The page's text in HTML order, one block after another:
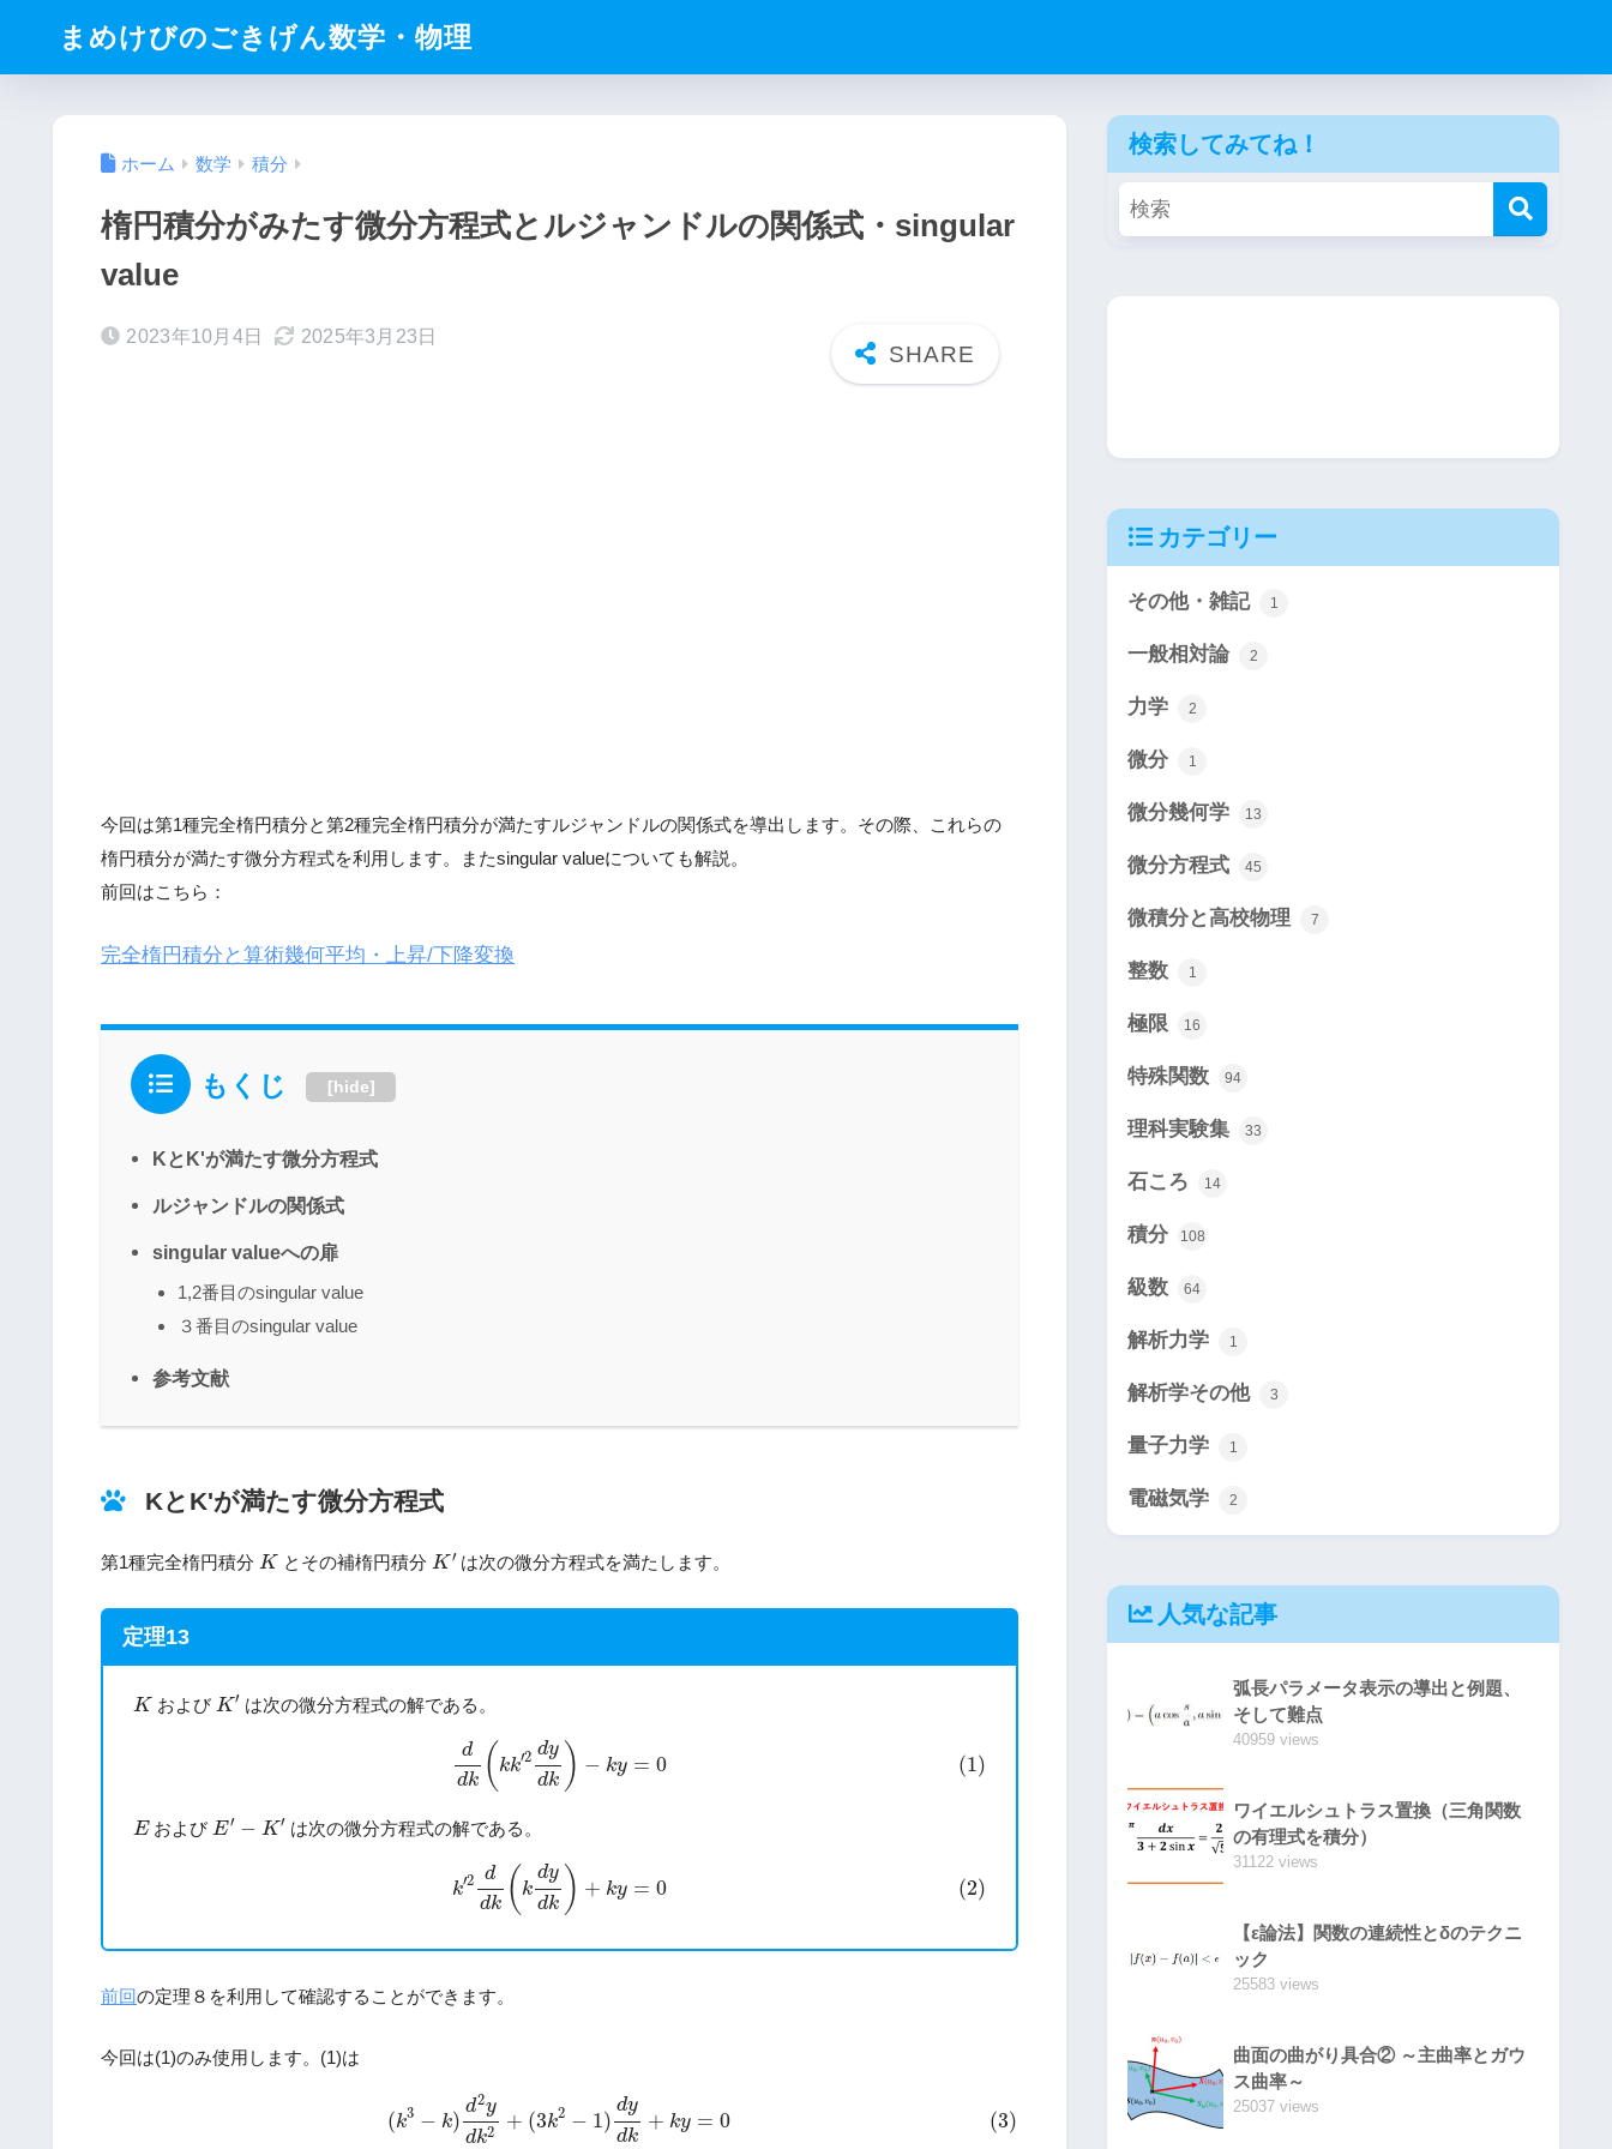
まめけびのごきげん数学・物理
ホーム 数学 積分
楕円積分がみたす微分方程式とルジャンドルの関係式・singular
value
2023年10月4日 2025年3月23日
今回は第1種完全楕円積分と第2種完全楕円積分が満たすルジャンドルの関係式を導出します。その際、これらの
楕円積分が満たす微分方程式を利用します。またsingular valueについても解説。
前回はこちら：
完全楕円積分と算術幾何平均・上昇/下降変換
もくじ [hide]
KとK'が満たす微分方程式
ルジャンドルの関係式
singular valueへの扉
1,2番目のsingular value
３番目のsingular value
参考文献
KとK'が満たす微分方程式
第1種完全楕円積分 K
K とその補楕円積分 K ′
K′ は次の微分方程式を満たします。
定理13
K
K および K′
K′ は次の微分方程式の解である。
d
dk ( kk′2 dy
dk ) − ky = 0 (1)
(1) d ′2dy
E
Eおよび E′ − K′
E′− は次の微分方程式の解である。
k′2
d
dk ( k
dy
dk ) + ky = 0 (2)
2 d (kdy
前回の定理８を利用して確認することができます。
今回は(1)のみ使用します。(1)は
(k3 − k)
d2y
dk2 + (3k2 − 1)
dy
dk
+ ky = 0 (3)
d2 )
検索してみてね！
カテゴリー
その他・雑記 1
一般相対論 2
力学 2
微分 1
微分幾何学 13
微分方程式 45
微積分と高校物理 7
整数 1
極限 16
特殊関数 94
理科実験集 33
石ころ 14
積分 108
級数 64
解析力学 1
解析学その他 3
量子力学 1
電磁気学 2
人気な記事
弧長パラメータ表示の導出と例題、
そして難点
40959 views
ワイエルシュトラス置換（三角関数
の有理式を積分）
31122 views
【ε論法】関数の連続性とδのテクニ
ック
25583 views
曲面の曲がり具合② ～主曲率とガウ
ス曲率～
25037 views